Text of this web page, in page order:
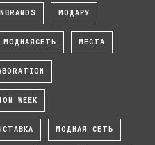
МОДАРУ
МОДНАЯСЕТЬ МЕСТА
WEEK
МОДНАЯ СЕТЬ